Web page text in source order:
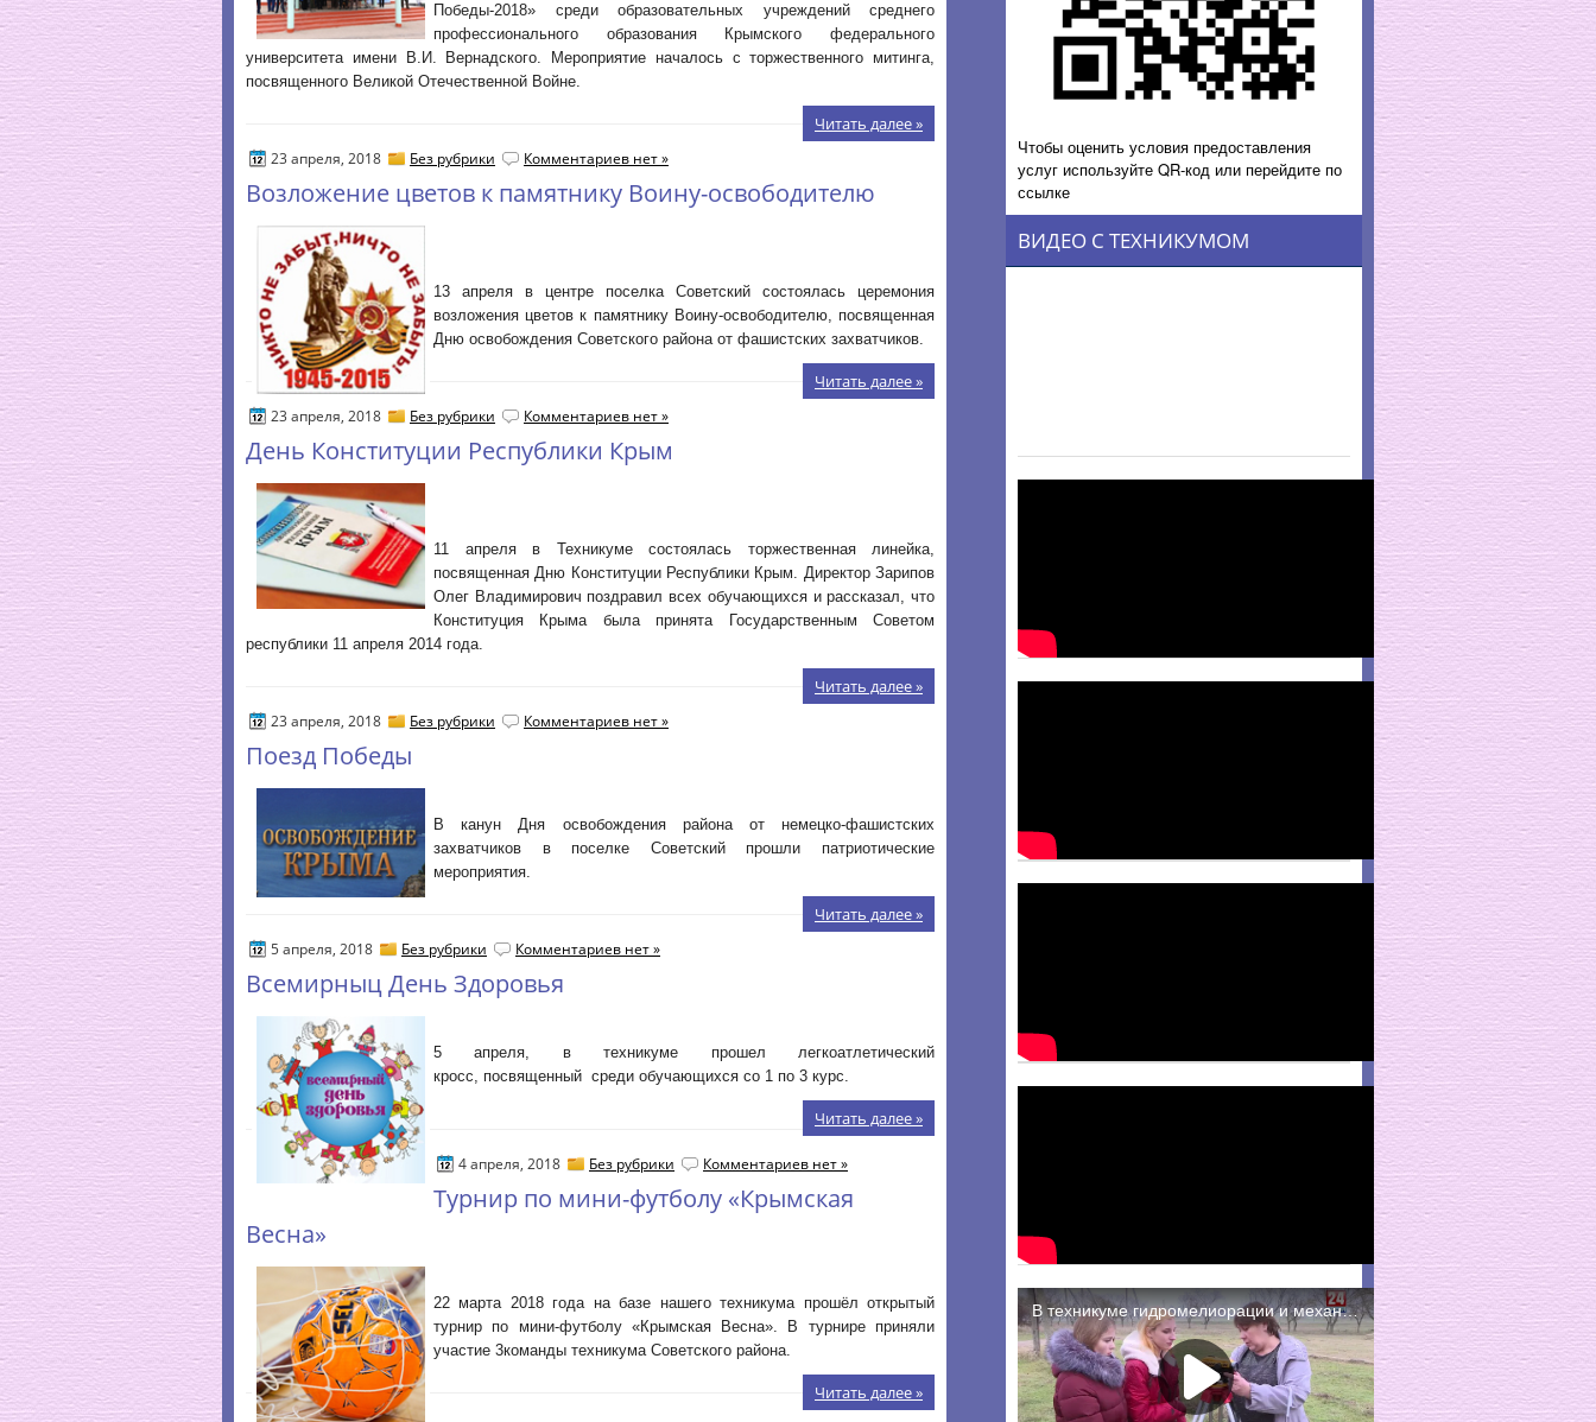
Победы-2018» среди образовательных учреждений среднего
профессионального образования Крымского федерального
университета имени В.И. Вернадского. Мероприятие началось с торжественного митинга,
посвященного Великой Отечественной Войне.
Читать далее »
23 апреля, 2018 Без рубрики Комментариев нет »
Возложение цветов к памятнику Воину-освободителю
13 апреля в центре поселка Советский состоялась церемония
возложения цветов к памятнику Воину-освободителю, посвященная
Дню освобождения Советского района от фашистских захватчиков.
Читать далее »
23 апреля, 2018 Без рубрики Комментариев нет »
День Конституции Республики Крым
11 апреля в Техникуме состоялась торжественная линейка,
посвященная Дню Конституции Республики Крым. Директор Зарипов
Олег Владимирович поздравил всех обучающихся и рассказал, что
Конституция Крыма была принята Государственным Советом
республики 11 апреля 2014 года.
Читать далее »
23 апреля, 2018 Без рубрики Комментариев нет »
Поезд Победы
В канун Дня освобождения района от немецко-фашистских
захватчиков в поселке Советский прошли патриотические
мероприятия.
Читать далее »
5 апреля, 2018 Без рубрики Комментариев нет »
Всемирныц День Здоровья
5 апреля, в техникуме прошел легкоатлетический
кросс, посвященный среди обучающихся со 1 по 3 курс.
Читать далее »
4 апреля, 2018 Без рубрики Комментариев нет »
Турнир по мини-футболу «Крымская
Весна»
22 марта 2018 года на базе нашего техникума прошёл открытый
турнир по мини-футболу «Крымская Весна». В турнире приняли
участие 3команды техникума Советского района.
Читать далее »
Чтобы оценить условия предоставления
услуг используйте QR-код или перейдите по
ссылке
ВИДЕО С ТЕХНИКУМОМ